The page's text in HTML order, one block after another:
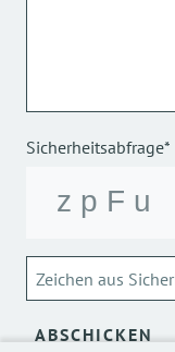
Sicherheitsabfrage*
ABSCHICKEN